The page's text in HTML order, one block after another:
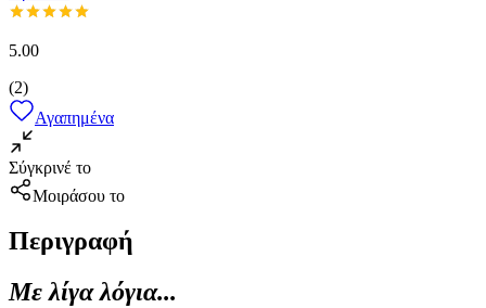
5.00
(2)
Αγαπημένα
Σύγκρινέ το
Μοιράσου το
Περιγραφή
Με λίγα λόγια...